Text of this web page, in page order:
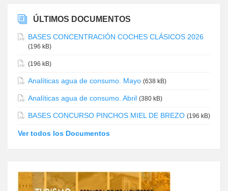
ÚLTIMOS DOCUMENTOS
BASES CONCENTRACIÓN COCHES CLÁSICOS 2026
(196 kB)
(196 kB)
Analíticas agua de consumo. Mayo (638 kB)
Analíticas agua de consumo. Abril (380 kB)
BASES CONCURSO PINCHOS MIEL DE BREZO (196 kB)
Ver todos los Documentos